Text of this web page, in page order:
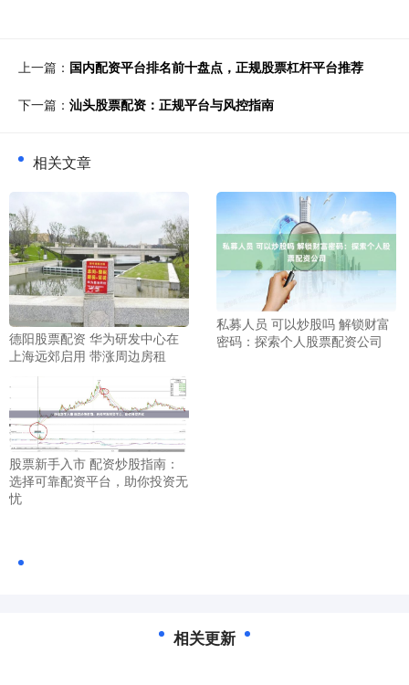
上一篇： 国内配资平台排名前十盘点，正规股票杠杆平台推荐
下一篇： 汕头股票配资：正规平台与风控指南
相关文章
德阳股票配资 华为研发中心在
上海远郊启用 带涨周边房租
私募人员 可以炒股吗 解锁财富
密码：探索个人股票配资公司
股票新手入市 配资炒股指南：
选择可靠配资平台，助你投资无
忧
相关更新